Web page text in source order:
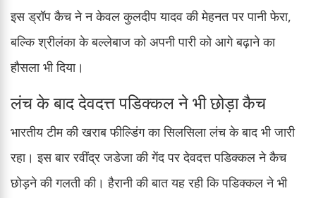
इस ड्रॉप कैच ने न केवल कुलदीप यादव की मेहनत पर पानी फेरा,
बल्कि श्रीलंका के बल्लेबाज को अपनी पारी को आगे बढ़ाने का
हौसला भी दिया।
लंच के बाद देवदत्त पडिक्कल ने भी छोड़ा कैच
भारतीय टीम की खराब फील्डिंग का सिलसिला लंच के बाद भी जारी
रहा। इस बार रवींद्र जडेजा की गेंद पर देवदत्त पडिक्कल ने कैच
छोड़ने की गलती की। हैरानी की बात यह रही कि पडिक्कल ने भी